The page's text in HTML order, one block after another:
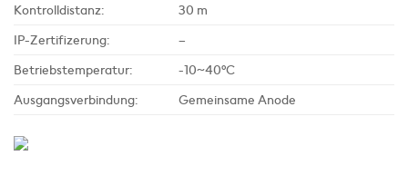
Kontrolldistanz:
30 m
IP-Zertifizerung:
–
Betriebstemperatur:
-10~40°C
Ausgangsverbindung:
Gemeinsame Anode